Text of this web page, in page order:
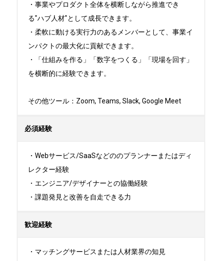
・事業やプロダクト全体を横断しながら推進でき
る"ハブ人材"として成長できます。
・柔軟に動ける実行力のあるメンバーとして、事業イ
ンパクトの最大化に貢献できます。
・「仕組みを作る」「数字をつくる」「現場を回す」
を横断的に経験できます。
その他ツール：Zoom, Teams, Slack, Google Meet
必須経験
・Webサービス/SaaSなどののプランナーまたはディ
レクター経験
・エンジニア/デザイナーとの協働経験
・課題発見と改善を自走できる力
歓迎経験
・マッチングサービスまたは人材業界の知見